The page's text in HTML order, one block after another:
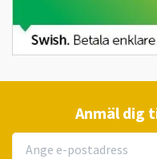
Anmäl dig